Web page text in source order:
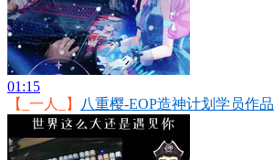
01:15
【_一人_】
八重樱-EOP造神计划学员作品